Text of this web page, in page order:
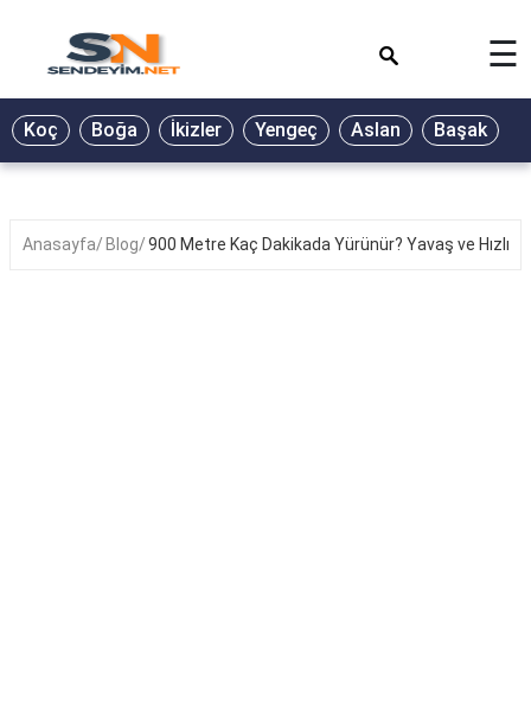
BİYOGRAFİ
GALERİ
☰
Koç Boğa İkizler Yengeç Aslan Başak
Anasayfa Blog 900 Metre Kaç Dakikada Yürünür? Yavaş ve Hızlı